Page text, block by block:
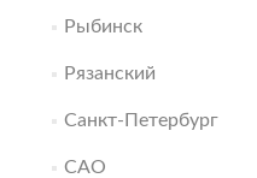
Рыбинск
Рязанский
Санкт-Петербург
САО